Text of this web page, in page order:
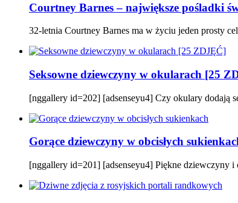
Courtney Barnes – największe pośladki
32-letnia Courtney Barnes ma w życiu jeden prosty
Seksowne dziewczyny w okularach [25
[nggallery id=202] [adsenseyu4] Czy okulary dodają
Gorące dziewczyny w obcisłych
[nggallery id=201] [adsenseyu4] Piękne dziewczyny i